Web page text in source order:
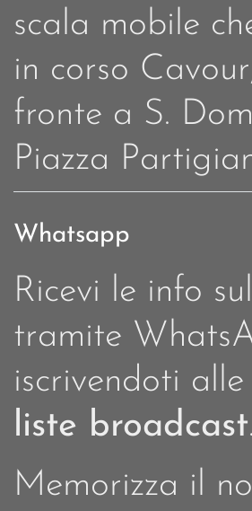
scala mobile
in corso
fronte a S.
Piazza
Whatsapp
Ricevi le info
tramite
iscrivendoti alle
liste broadcast.
Memorizza il